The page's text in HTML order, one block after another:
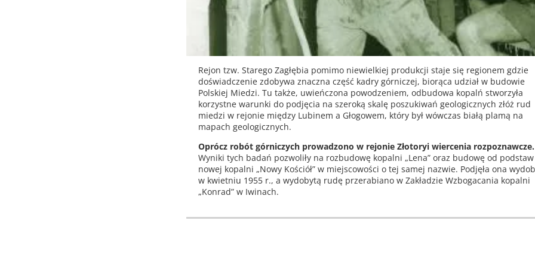
Rejon tzw. Starego Zagłębia pomimo niewielkiej produkcji staje się regionem gdzie
doświadczenie zdobywa znaczna część kadry górniczej, biorąca udział w budowie
Polskiej Miedzi. Tu także, uwieńczona powodzeniem, odbudowa kopalń stworzyła
korzystne warunki do podjęcia na szeroką skalę poszukiwań geologicznych złóż rud
miedzi w rejonie między Lubinem a Głogowem, który był wówczas białą plamą na
mapach geologicznych.
Oprócz robót górniczych prowadzono w rejonie Złotoryi wiercenia rozpoznawcze.
Wyniki tych badań pozwoliły na rozbudowę kopalni „Lena” oraz budowę od podstaw
nowej kopalni „Nowy Kościół” w miejscowości o tej samej nazwie. Podjęła ona
w kwietniu 1955 r., a wydobytą rudę przerabiano w Zakładzie Wzbogacania kopalni
„Konrad” w Iwinach.